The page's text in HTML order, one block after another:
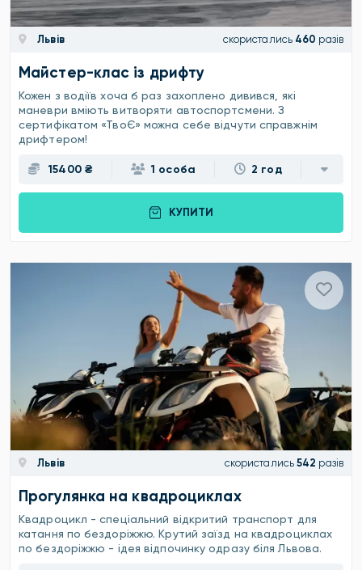
Львів скористались 460 разів
Майстер-клас із дрифту
Кожен з водіїв хоча б раз захоплено дивився, які
маневри вміють витворяти автоспортсмени. З
сертифікатом «ТвоЄ» можна себе відчути справжнім
дрифтером!
15400 ₴ 1 особа 2 год
КУПИТИ
Львів скористались 542 разів
Прогулянка на квадроциклах
Квадроцикл - спеціальний відкритий транспорт для
катання по бездоріжжю. Крутий заїзд на квадроциклах
по бездоріжжю - ідея відпочинку одразу біля Львова.